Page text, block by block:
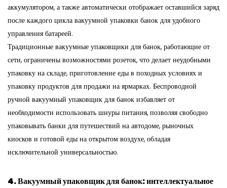
аккумулятором, а также автоматически отображает оставшийся заряд
после каждого цикла вакуумной упаковки банок для удобного
управления батареей.
Традиционные вакуумные упаковщики для банок, работающие от
сети, ограничены возможностями розеток, что делает неудобными
упаковку на складе, приготовление еды в походных условиях и
упаковку продуктов для продажи на ярмарках. Беспроводной
ручной вакуумный упаковщик для банок избавляет от
необходимости использовать шнуры питания, позволяя свободно
упаковывать банки для путешествий на автодоме, рыночных
киосков и готовой еды на открытом воздухе, обладая
исключительной универсальностью.
4. Вакуумный упаковщик для банок: интеллектуальное